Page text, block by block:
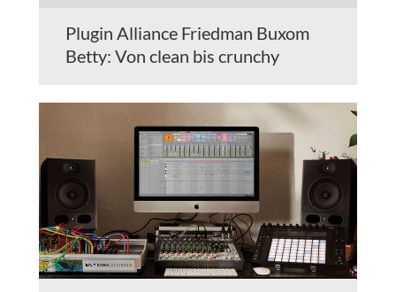
Plugin Alliance Friedman Buxom
Betty: Von clean bis crunchy